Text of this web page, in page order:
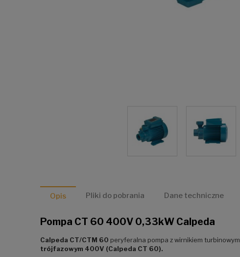
Opis Pliki do pobrania Dane techniczne
Pompa CT 60 400V 0,33kW Calpeda
Calpeda CT/CTM 60 peryferalna pompa z wirnikiem turbinowym
trójfazowym 400V (Calpeda CT 60).